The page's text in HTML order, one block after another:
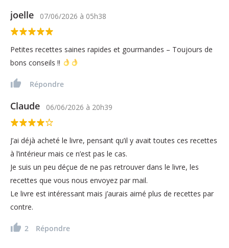
joelle 07/06/2026 à 05h38
Petites recettes saines rapides et gourmandes – Toujours de
bons conseils !!
Répondre
Claude 06/06/2026 à 20h39
J’ai déjà acheté le livre, pensant qu’il y avait toutes ces recettes
à l’intérieur mais ce n’est pas le cas.
Je suis un peu déçue de ne pas retrouver dans le livre, les
recettes que vous nous envoyez par mail.
Le livre est intéressant mais j’aurais aimé plus de recettes par
contre.
2 Répondre